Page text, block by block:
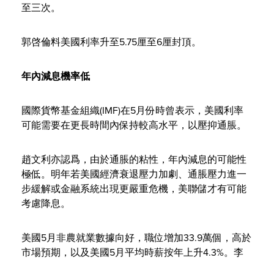
至三次。
郭啓倫料美國利率升至5.75厘至6厘封頂。
年內減息機率低
國際貨幣基金組織(IMF)在5月份時曾表示，美國利率
可能需要在更長時間內保持較高水平，以壓抑通脹。
趙文利亦認爲，由於通脹的粘性，年內減息的可能性
極低。明年若美國經濟衰退壓力加劇、通脹壓力進一
步緩解或金融系統出現更嚴重危機，美聯儲才有可能
考慮降息。
美國5月非農就業數據向好，職位增加33.9萬個，高於
市場預期，以及美國5月平均時薪按年上升4.3%。李